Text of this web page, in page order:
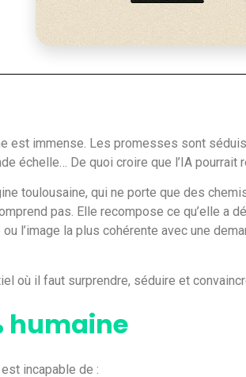
est immense. Les promesses sont
échelle… De quoi croire que l’IA pourrait
toulousaine, qui ne porte que des
pas. Elle recompose ce qu’elle a
l’image la plus cohérente avec une
où il faut surprendre, séduire et
humaine
incapable de :